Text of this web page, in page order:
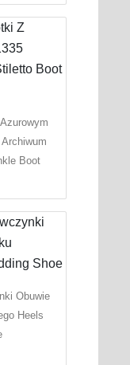
Boot
Obuwie
Heels